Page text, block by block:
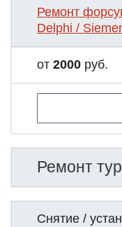
Ремонт
Delphi /
от 2000 руб.
Ремонт
Снятие /